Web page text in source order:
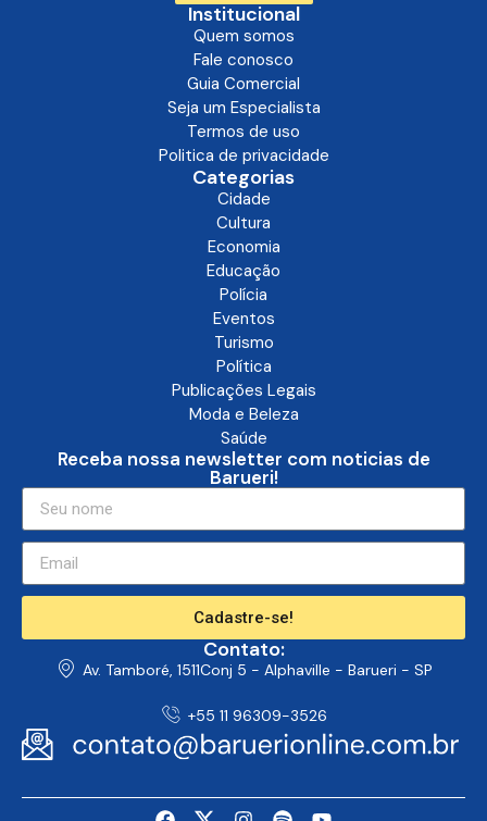
Institucional
Quem somos
Fale conosco
Guia Comercial
Seja um Especialista
Termos de uso
Politica de privacidade
Categorias
Cidade
Cultura
Economia
Educação
Polícia
Eventos
Turismo
Política
Publicações Legais
Moda e Beleza
Saúde
Receba nossa newsletter com noticias de
Barueri!
Cadastre-se!
Contato:
Av. Tamboré, 1511Conj 5 - Alphaville - Barueri - SP
+55 11 96309-3526